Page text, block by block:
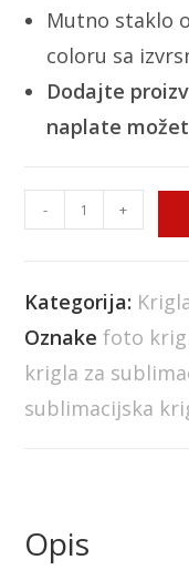
Mutno staklo
coloru sa
Dodajte
naplate
- +
Kategorija:
Oznakefoto
krigla za
sublimacijska
Opis